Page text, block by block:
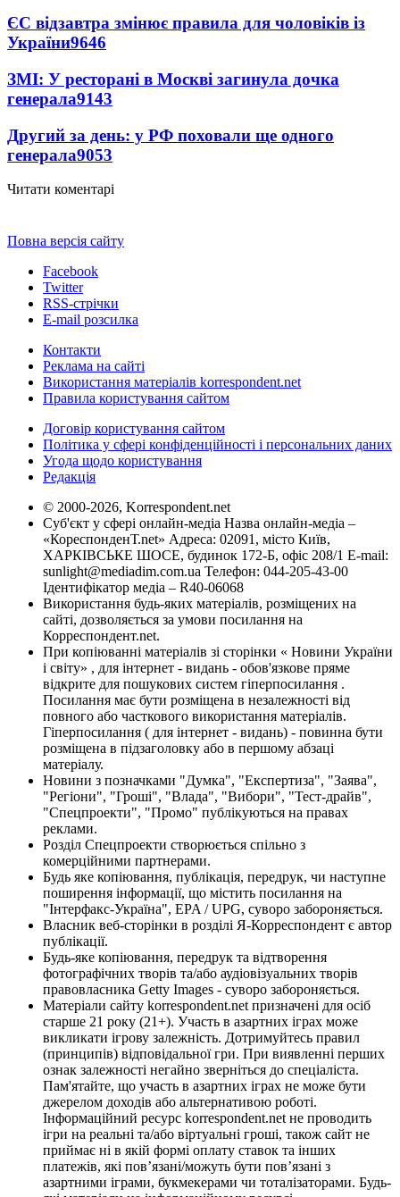
ЄС відзавтра змінює правила для чоловіків із
України9646
ЗМІ: У ресторані в Москві загинула дочка
генерала9143
Другий за день: у РФ поховали ще одного
генерала9053
Читати коментарі
Повна версія сайту
Facebook
Twitter
RSS-стрічки
E-mail розсилка
Контакти
Реклама на сайті
Використання матеріалів korrespondent.net
Правила користування сайтом
Договір користування сайтом
Політика у сфері конфіденційності і персональних даних
Угода щодо користування
Редакція
© 2000-2026, Korrespondent.net
Суб'єкт у сфері онлайн-медіа Назва онлайн-медіа –
«КореспонденТ.net» Адреса: 02091, місто Київ,
ХАРКІВСЬКЕ ШОСЕ, будинок 172-Б, офіс 208/1 E-mail:
sunlight@mediadim.com.ua Телефон: 044-205-43-00
Ідентифікатор медіа – R40-06068
Використання будь-яких матеріалів, розміщених на
сайті, дозволяється за умови посилання на
Корреспондент.net.
При копіюванні матеріалів зі сторінки « Новини України
і світу» , для інтернет - видань - обов'язкове пряме
відкрите для пошукових систем гіперпосилання .
Посилання має бути розміщена в незалежності від
повного або часткового використання матеріалів.
Гіперпосилання ( для інтернет - видань) - повинна бути
розміщена в підзаголовку або в першому абзаці
матеріалу.
Новини з позначками "Думка", "Експертиза", "Заява",
"Регіони", "Гроші", "Влада", "Вибори", "Тест-драйв",
"Спецпроекти", "Промо" публікуються на правах
реклами.
Розділ Спецпроекти створюється спільно з
комерційними партнерами.
Будь яке копіювання, публікація, передрук, чи наступне
поширення інформації, що містить посилання на
"Інтерфакс-Україна", EPA / UPG, суворо забороняється.
Власник веб-сторінки в розділі Я-Корреспондент є автор
публікації.
Будь-яке копіювання, передрук та відтворення
фотографічних творів та/або аудіовізуальних творів
правовласника Getty Images - суворо забороняється.
Матеріали сайту korrespondent.net призначені для осіб
старше 21 року (21+). Участь в азартних іграх може
викликати ігрову залежність. Дотримуйтесь правил
(принципів) відповідальної гри. При виявленні перших
ознак залежності негайно зверніться до спеціаліста.
Пам'ятайте, що участь в азартних іграх не може бути
джерелом доходів або альтернативою роботі.
Інформаційний ресурс korrespondent.net не проводить
ігри на реальні та/або віртуальні гроші, також сайт не
приймає ні в якій формі оплату ставок та інших
платежів, які пов’язані/можуть бути пов’язані з
азартними іграми, букмекерами чи тоталізаторами. Будь-